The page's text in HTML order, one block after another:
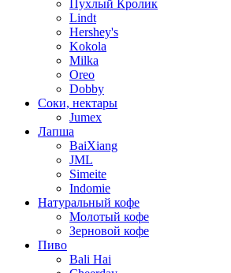
Пухлый Кролик
Lindt
Hershey's
Kokola
Milka
Oreo
Dobby
Соки, нектары
Jumex
Лапша
BaiXiang
JML
Simeite
Indomie
Натуральный кофе
Молотый кофе
Зерновой кофе
Пиво
Bali Hai